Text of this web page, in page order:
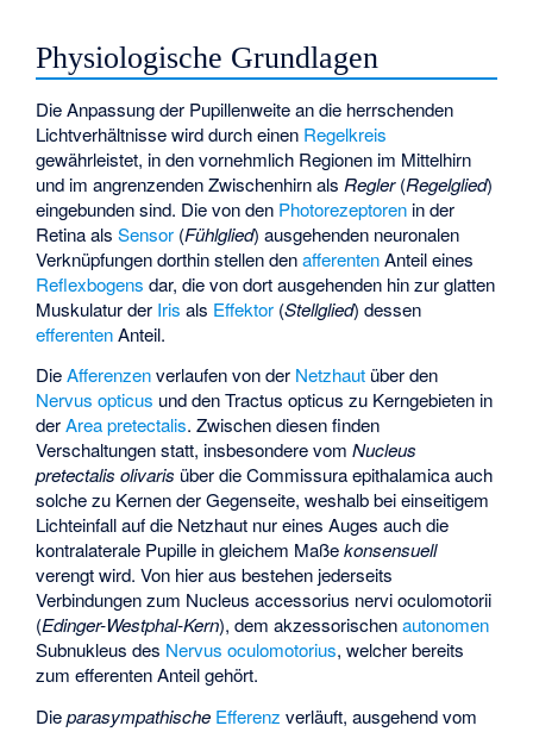
Physiologische Grundlagen
Die Anpassung der Pupillenweite an die herrschenden
Lichtverhältnisse wird durch einen Regelkreis
gewährleistet, in den vornehmlich Regionen im Mittelhirn
und im angrenzenden Zwischenhirn als Regler(Regelglied)
eingebunden sind. Die von den Photorezeptoren in der
Retina alsSensor (Fühlglied) ausgehenden neuronalen
Verknüpfungen dorthin stellen denafferentenAnteil eines
Reflexbogens dar, die von dort ausgehenden hin zur glatten
Muskulatur der Iris als Effektor (Stellglied) dessen
efferentenAnteil.
DieAfferenzenverlaufen von der Netzhaut über den
Nervus opticus und denTractus opticus zu Kerngebieten in
derArea pretectalis. Zwischen diesen finden
Verschaltungen statt, insbesondere vomNucleus
pretectalis olivaris über dieCommissura epithalamicaauch
solche zu Kernen der Gegenseite, weshalb bei einseitigem
Lichteinfall auf die Netzhaut nur eines Auges auch die
kontralaterale Pupille in gleichem Maßekonsensuell
verengt wird. Von hier aus bestehen jederseits
Verbindungen zum Nucleus accessorius nervi oculomotorii
(Edinger-Westphal-Kern), dem akzessorischenautonomen
Subnukleus des Nervus oculomotorius, welcher bereits
zum efferenten Anteil gehört.
Dieparasympathische Efferenz verläuft, ausgehend vom